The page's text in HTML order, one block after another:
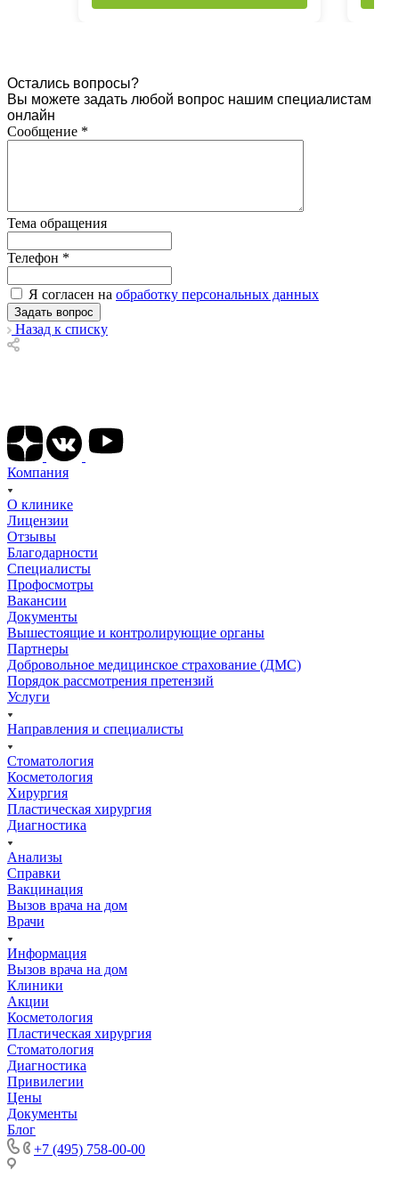
Остались вопросы?
Вы можете задать любой вопрос нашим специалистам
онлайн
Сообщение *
Тема обращения
Телефон *
Я согласен на обработку персональных данных
Назад к списку
Компания
О клинике
Лицензии
Отзывы
Благодарности
Специалисты
Профосмотры
Вакансии
Документы
Вышестоящие и контролирующие органы
Партнеры
Добровольное медицинское страхование (ДМС)
Порядок рассмотрения претензий
Услуги
Направления и специалисты
Стоматология
Косметология
Хирургия
Пластическая хирургия
Диагностика
Анализы
Справки
Вакцинация
Вызов врача на дом
Врачи
Информация
Вызов врача на дом
Клиники
Акции
Косметология
Пластическая хирургия
Стоматология
Диагностика
Привилегии
Цены
Документы
Блог
+7 (495) 758-00-00